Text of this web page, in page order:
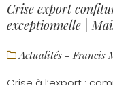
Crise export
exceptionnelle |
Actualités - Francis